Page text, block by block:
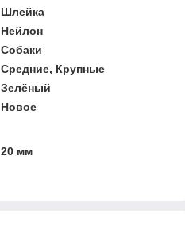
Шлейка
Нейлон
Собаки
Средние, Крупные
Зелёный
Новое
20 мм